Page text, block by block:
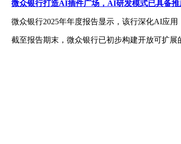
微众银行打造AI插件广场，AI研发模式已具备推
微众银行2025年年度报告显示，该行深化AI应
截至报告期末，微众银行已初步构建开放可扩展